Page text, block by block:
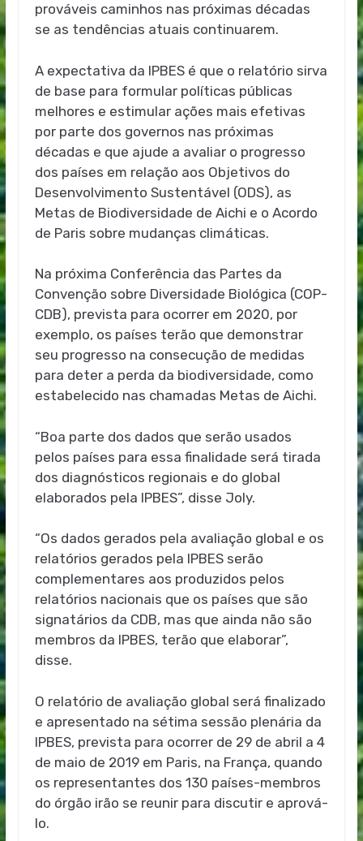
prováveis caminhos nas próximas décadas
se as tendências atuais continuarem.
A expectativa da IPBES é que o relatório sirva
de base para formular políticas públicas
melhores e estimular ações mais efetivas
por parte dos governos nas próximas
décadas e que ajude a avaliar o progresso
dos países em relação aos Objetivos do
Desenvolvimento Sustentável (ODS), as
Metas de Biodiversidade de Aichi e o Acordo
de Paris sobre mudanças climáticas.
Na próxima Conferência das Partes da
Convenção sobre Diversidade Biológica (COP-
CDB), prevista para ocorrer em 2020, por
exemplo, os países terão que demonstrar
seu progresso na consecução de medidas
para deter a perda da biodiversidade, como
estabelecido nas chamadas Metas de Aichi.
“Boa parte dos dados que serão usados
pelos países para essa finalidade será tirada
dos diagnósticos regionais e do global
elaborados pela IPBES”, disse Joly.
“Os dados gerados pela avaliação global e os
relatórios gerados pela IPBES serão
complementares aos produzidos pelos
relatórios nacionais que os países que são
signatários da CDB, mas que ainda não são
membros da IPBES, terão que elaborar”,
disse.
O relatório de avaliação global será finalizado
e apresentado na sétima sessão plenária da
IPBES, prevista para ocorrer de 29 de abril a 4
de maio de 2019 em Paris, na França, quando
os representantes dos 130 países-membros
do órgão irão se reunir para discutir e aprová-
lo.